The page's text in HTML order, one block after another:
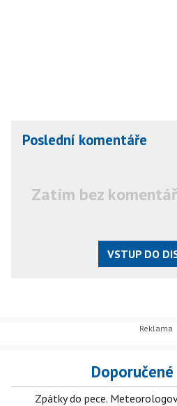
Poslední komentáře
Zatím bez
VSTUP DO
Zpátky do pece.